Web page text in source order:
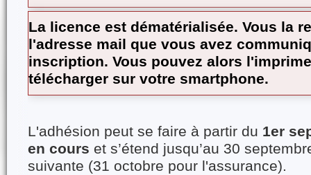
La licence est dématérialisée. Vous la
l'adresse mail que vous avez
inscription. Vous pouvez alors
télécharger sur votre smartphone.
L'adhésion peut se faire à partir du 1er
en cours et s’étend jusqu’au 30
suivante (31 octobre pour l'assurance).